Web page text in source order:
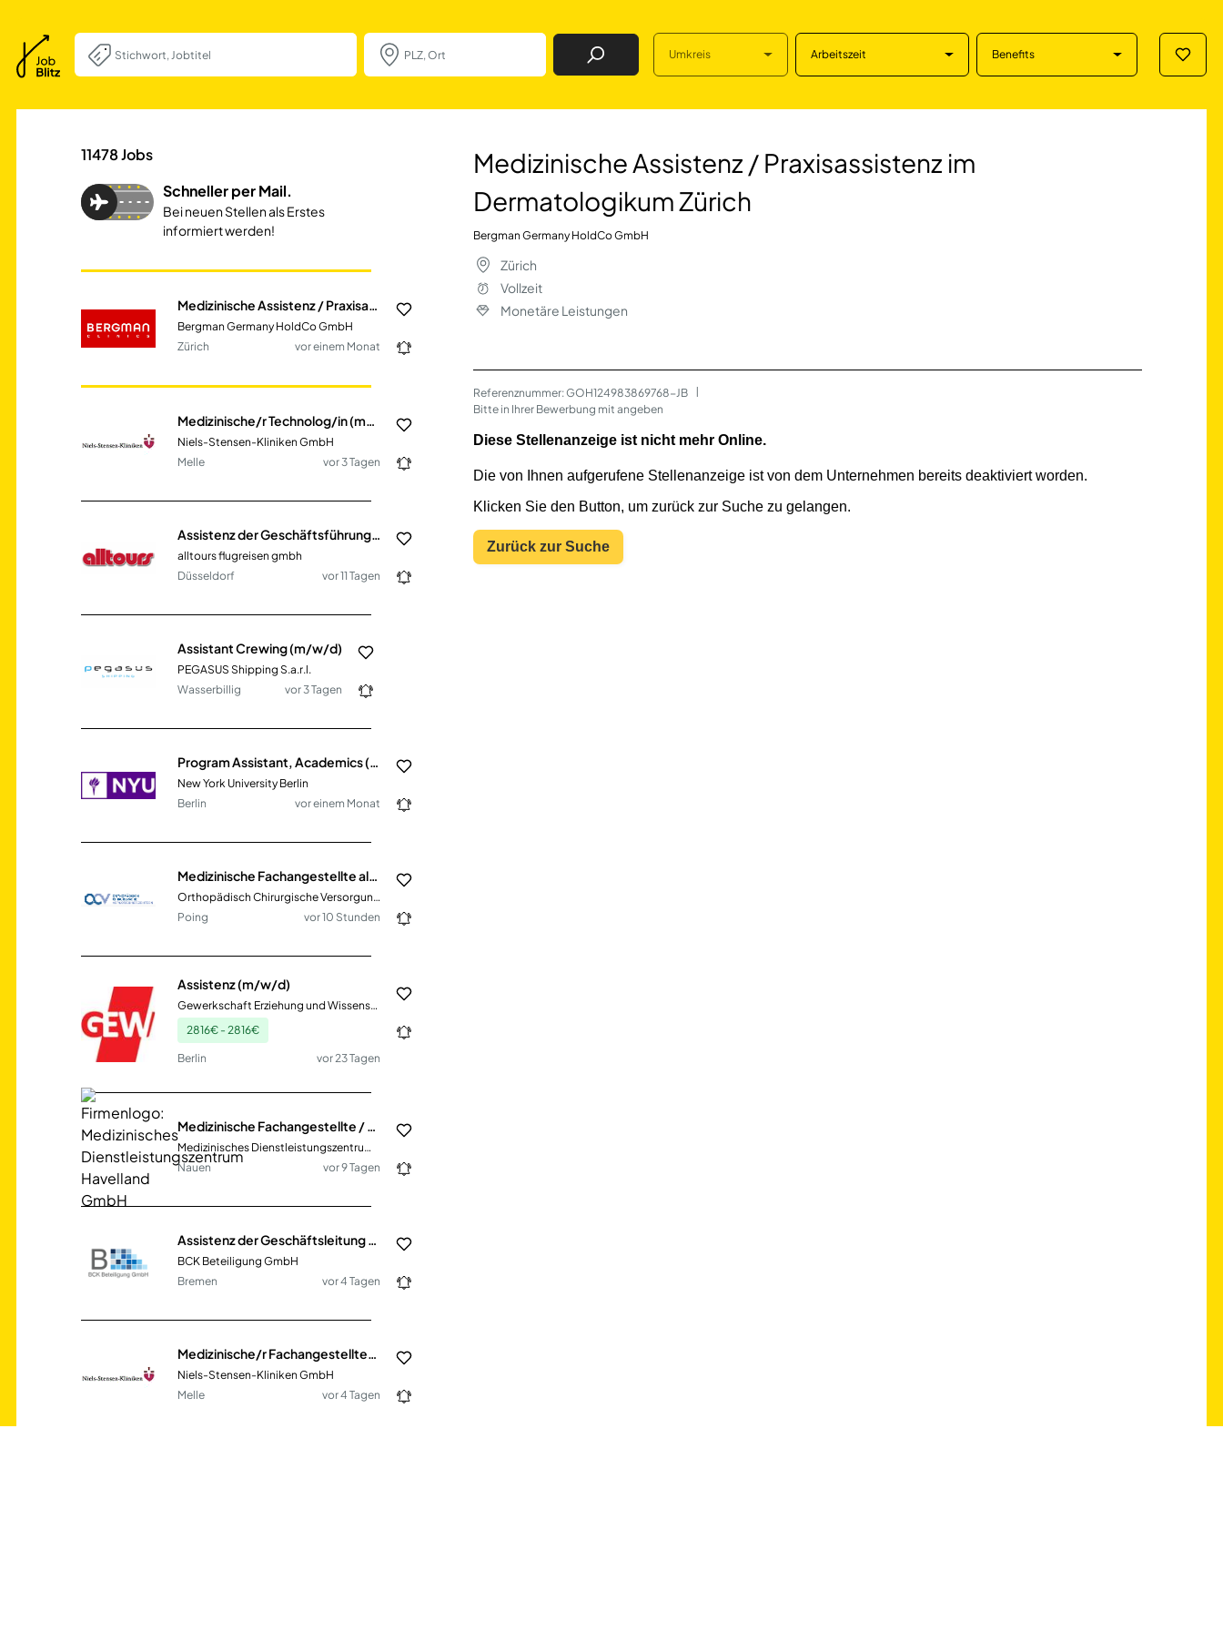
Job Finden Umkreis Arbeitszeit Benefits
Medizinische Assistenz / Praxisassistenz im
11478Jobs
Schneller per Mail.
Bei neuen Stellen als Erstes
informiert werden!
Medizinische Assistenz / Praxisassistenz im Dermatologikum Zürich
Bergman Germany HoldCo GmbH
Zürich
vor einem Monat
Medizinische/r Technolog/in (m/w/d) für Radiologie (MTR)
Niels-Stensen-Kliniken GmbH
Melle
vor 3 Tagen
Assistenz der Geschäftsführung (m/w/d)
alltours flugreisen gmbh
Düsseldorf
vor 11 Tagen
Assistant Crewing (m/w/d)
PEGASUS Shipping S.a.r.l.
Wasserbillig
vor 3 Tagen
Program Assistant, Academics (m/f/d)
New York University Berlin
Berlin
vor einem Monat
Medizinische Fachangestellte als Praxisleitung (m/w/d)
Orthopädisch Chirurgische Versorgungszentren
Poing
vor 10 Stunden
Assistenz (m/w/d)
Gewerkschaft Erziehung und Wissenschaft (GEW)
2816€ - 2816€
Berlin vor 23 Tagen
Medizinisches Dienstleistungszentrum Havelland GmbH
Nauen
vor 9 Tagen
BCK Beteiligung GmbH
Bremen
vor 4 Tagen
Niels-Stensen-Kliniken GmbH
Melle
vor 4 Tagen
Medizinische Assistenz / Praxisassistenz im
Dermatologikum Zürich
Bergman Germany HoldCo GmbH
Zürich
Vollzeit
Monetäre Leistungen
Referenznummer: GOH124983869768-JB
Bitte in Ihrer Bewerbung mit angeben